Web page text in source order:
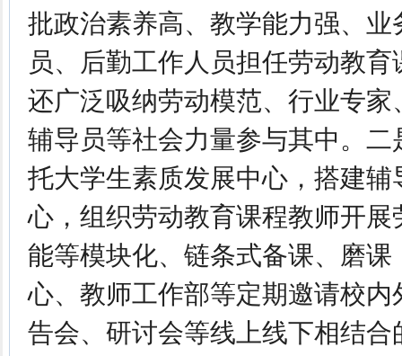
批政治素养高、教学能力强、业
员、后勤工作人员担任劳动教
还广泛吸纳劳动模范、行业专
辅导员等社会力量参与其中。
托大学生素质发展中心，搭建辅
心，组织劳动教育课程教师开
能等模块化、链条式备课、磨
心、教师工作部等定期邀请校
告会、研讨会等线上线下相结